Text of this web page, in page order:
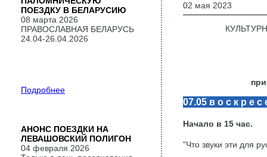
02 мая 2023
07.05 в о с к р е с
Начало в 15 час.
"Что звуки эти для
ПОЕЗДКУ В БЕЛАРУСИЮ
08 марта 2026
ПРАВОСЛАВНАЯ БЕЛАРУСЬ
24.04-26.04.2026
Подробнее
АНОНС ПОЕЗДКИ НА
ЛЕВАШОВСКИЙ ПОЛИГОН
04 февраля 2026